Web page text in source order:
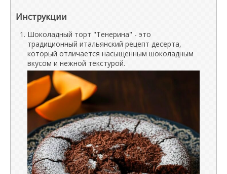
Инструкции
Шоколадный торт "Тенерина" - это
традиционный итальянский рецепт десерта,
который отличается насыщенным шоколадным
вкусом и нежной текстурой.